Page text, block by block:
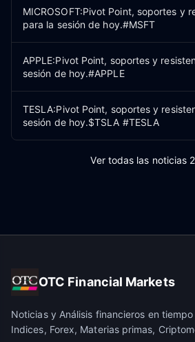
MICROSOFT:Pivot Point, soportes y
para la sesión de hoy.#MSFT
APPLE:Pivot Point, soportes y
sesión de hoy.#APPLE
TESLA:Pivot Point, soportes y
sesión de hoy.$TSLA #TESLA
Ver todas las noticias
OTC Financial Markets
Noticias y Análisis financieros en
Indices, Forex, Materias primas,